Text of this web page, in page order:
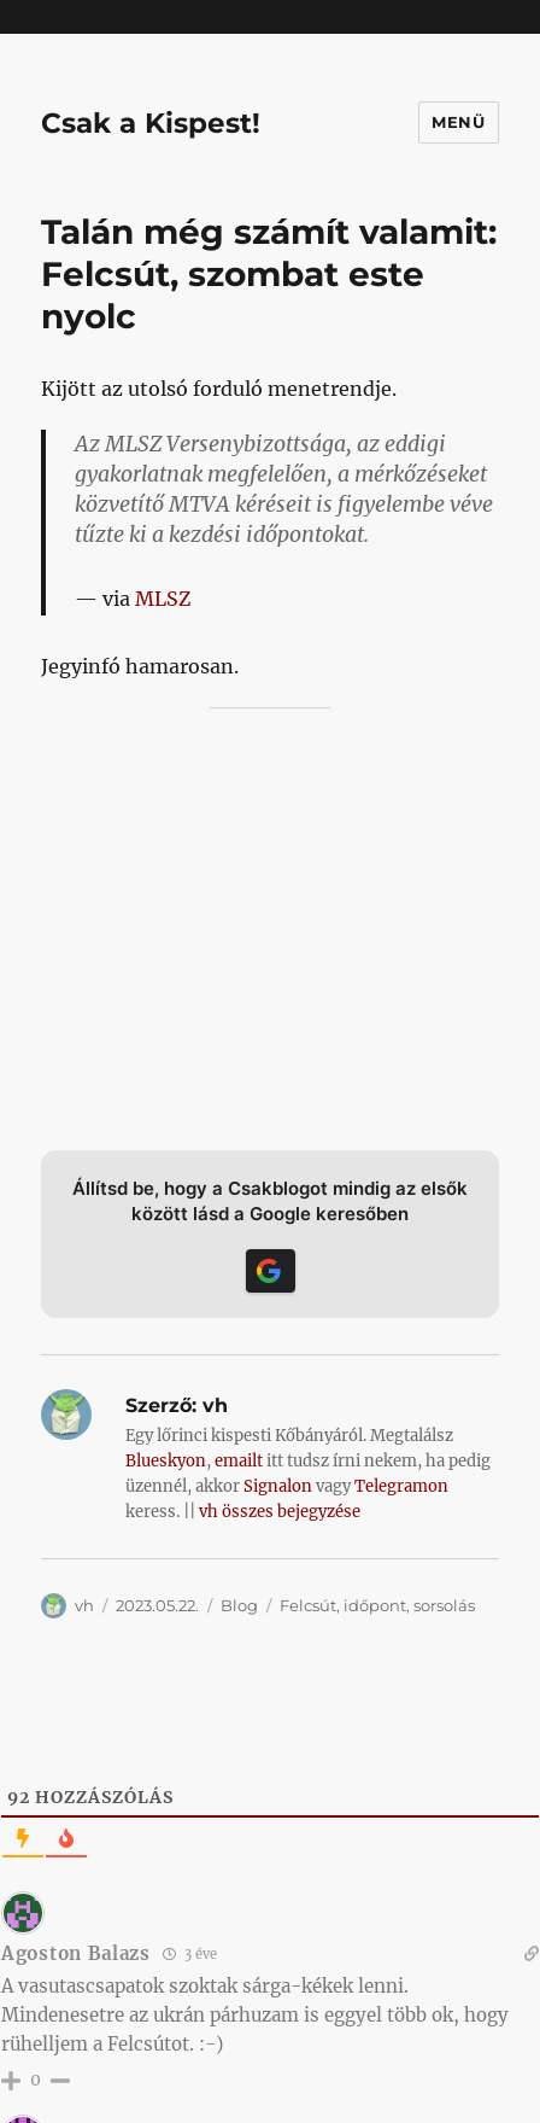
Csak a Kispest! MENÜ
Talán még számít valamit:
Felcsút, szombat este
nyolc
Kijött az utolsó forduló menetrendje.
Az MLSZ Versenybizottsága, az eddigi
gyakorlatnak megfelelően, a mérkőzéseket
közvetítő MTVA kéréseit is figyelembe véve
tűzte ki a kezdési időpontokat.
viaMLSZ
Jegyinfó hamarosan.
Állítsd be, hogy a Csakblogot mindig az elsők
között lásd a Google keresőben
Szerző: vh
Egy lőrinci kispesti Kőbányáról. Megtalálsz
Blueskyon,emailtitt tudsz írni nekem, ha pedig
üzennél, akkorSignalonvagyTelegramon
keress. ||vh összes bejegyzése
Szerző
vh Közzétéve
2023.05.22. Kategória
Blog Címke
Felcsút, időpont,sorsolás
92 HOZZÁSZÓLÁS
Agoston Balazs 3 éve
A vasutascsapatok szoktak sárga-kékek lenni.
Mindenesetre az ukrán párhuzam is eggyel több ok, hogy
rühelljem a Felcsútot. :-)
0